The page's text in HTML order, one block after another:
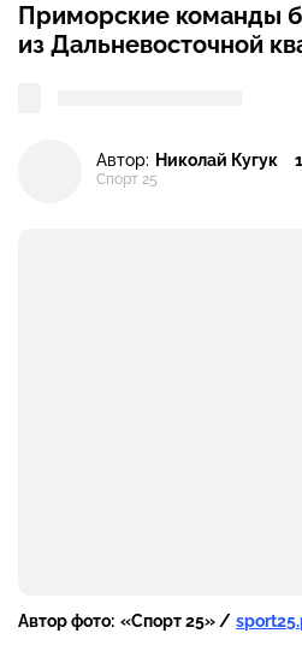
Приморские команды
из Дальневосточной
Автор: Николай Кугук
Спорт 25
Автор фото: «Спорт 25» /